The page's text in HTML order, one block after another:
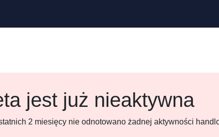
jest już nieaktywna
2 miesięcy nie odnotowano żadnej aktywności